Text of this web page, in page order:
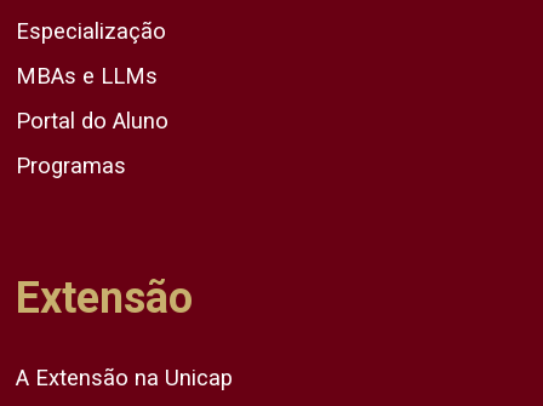
Especialização
MBAs e LLMs
Portal do Aluno
Programas
Extensão
A Extensão na Unicap